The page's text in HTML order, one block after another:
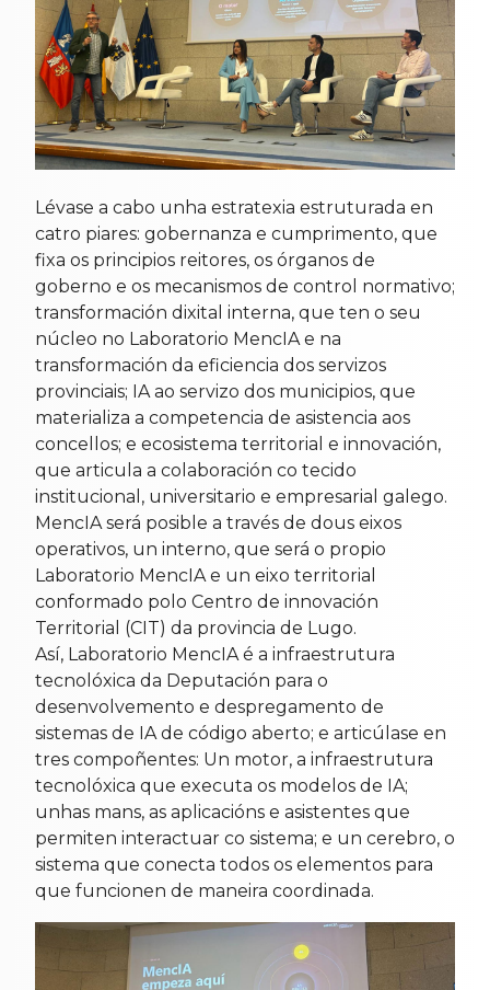
Lévase a cabo unha estratexia estruturada en
catro piares: gobernanza e cumprimento, que
fixa os principios reitores, os órganos de
goberno e os mecanismos de control normativo;
transformación dixital interna, que ten o seu
núcleo no Laboratorio MencIA e na
transformación da eficiencia dos servizos
provinciais; IA ao servizo dos municipios, que
materializa a competencia de asistencia aos
concellos; e ecosistema territorial e innovación,
que articula a colaboración co tecido
institucional, universitario e empresarial galego.
MencIA será posible a través de dous eixos
operativos, un interno, que será o propio
Laboratorio MencIA e un eixo territorial
conformado polo Centro de innovación
Territorial (CIT) da provincia de Lugo.
Así, Laboratorio MencIA é a infraestrutura
tecnolóxica da Deputación para o
desenvolvemento e despregamento de
sistemas de IA de código aberto; e articúlase en
tres compoñentes: Un motor, a infraestrutura
tecnolóxica que executa os modelos de IA;
unhas mans, as aplicacións e asistentes que
permiten interactuar co sistema; e un cerebro, o
sistema que conecta todos os elementos para
que funcionen de maneira coordinada.